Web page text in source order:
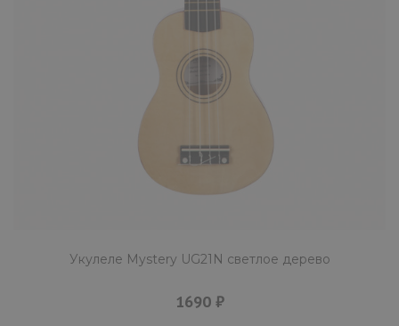
КУПИТЬ
Укулеле Mystery UG23C
Mystery UG23C укулеле размера концерт.
КУПИТЬ
Укулеле Mystery UG21N светлое дерево
1690 ₽